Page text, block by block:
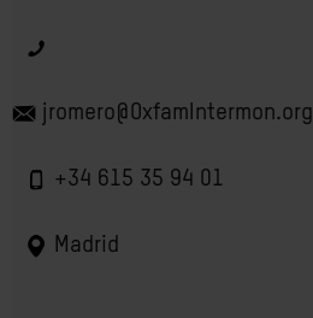
jromero@OxfamIntermon.org
+34 615 35 94 01
Madrid